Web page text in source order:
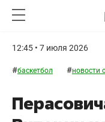
12:45 • 7 июля 2026
#баскетбол #новости